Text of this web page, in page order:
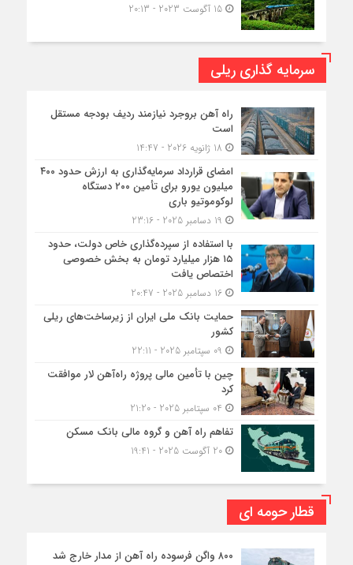
15 آگوست 2023 - 20:13
سرمایه گذاری ریلی
راه آهن بروجرد نیازمند ردیف بودجه مستقل
است
امضای قرارداد سرمایه‌گذاری به ارزش حدود ۴۰۰
میلیون یورو برای تأمین ۲۰۰ دستگاه
لوکوموتیو باری
با استفاده از سپرده‌گذاری خاص دولت، حدود
۱۵ هزار میلیارد تومان به بخش خصوصی
اختصاص یافت
16 دسامبر 2025 - 20:47
حمایت بانک ملی ایران از زیرساخت‌های ریلی
کشور
چین با تأمین مالی پروژه راه‌آهن لار موافقت
کرد
تفاهم راه آهن و گروه مالی بانک مسکن
20 آگوست 2025 - 19:41
قطار حومه ای
۸۰۰ واگن فرسوده راه آهن از مدار خارج شد